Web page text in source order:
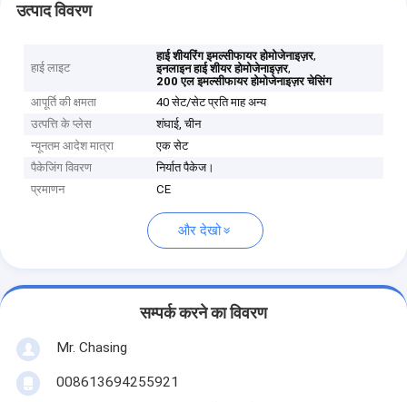
उत्पाद विवरण
हाई लाइट
हाई शीयरिंग इमल्सीफायर होमोजेनाइज़र,
इनलाइन हाई शीयर होमोजेनाइज़र,
200 एल इमल्सीफायर होमोजेनाइज़र चेसिंग
आपूर्ति की क्षमता
40 सेट/सेट प्रति माह अन्य
उत्पत्ति के प्लेस
शंघाई, चीन
न्यूनतम आदेश मात्रा
एक सेट
पैकेजिंग विवरण
निर्यात पैकेज।
प्रमाणन
CE
और देखो
सम्पर्क करने का विवरण
Mr. Chasing
008613694255921